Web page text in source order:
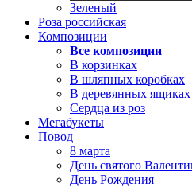
Зеленый
Роза российская
Композиции
Все композиции
В корзинках
В шляпных коробках
В деревянных ящиках
Сердца из роз
Мегабукеты
Повод
8 марта
День святого
День Рождения